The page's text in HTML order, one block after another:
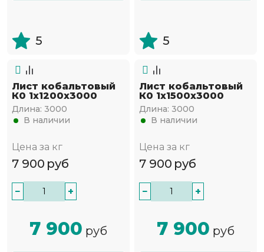
5 5
Лист кобальтовый
К0 1x1200x3000
Длина: 3000
В наличии
Цена за кг
7 900 руб
− +
7 900 руб
Лист кобальтовый
К0 1x1500x3000
Длина: 3000
В наличии
Цена за кг
7 900 руб
− +
7 900 руб